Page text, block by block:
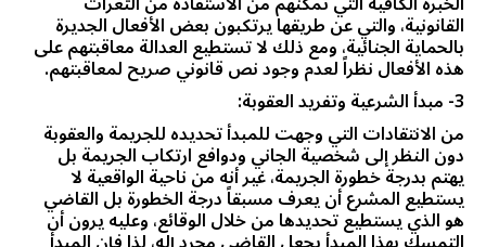
القانونية، والتي عن طريقها يرتكبون بعض الأفعال الجديرة
بالحماية الجنائية، ومع ذلك لا تستطيع العدالة معاقبتهم على
هذه الأفعال نظراً لعدم وجود نص قانوني صريح لمعاقبتهم.
3- مبدأ الشرعية وتفريد العقوبة:
من الانتقادات التي وجهت للمبدأ تحديده للجريمة والعقوبة
دون النظر إلى شخصية الجاني ودوافع ارتكاب الجريمة بل
يهتم بدرجة خطورة الجريمة، غير أنه من ناحية الواقعية لا
يستطيع المشرع أن يعرف مسبقاً درجة الخطورة بل القاضي
هو الذي يستطيع تحديدها من خلال الوقائع، وعليه يرون أن